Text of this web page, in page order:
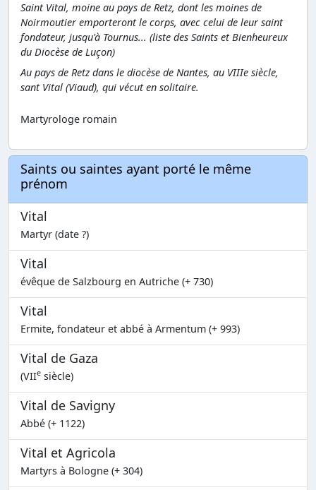
Saint Vital, moine au pays de Retz, dont les moines de
Noirmoutier emporteront le corps, avec celui de leur saint
fondateur, jusqu'à Tournus... (liste des Saints et Bienheureux
du Diocèse de Luçon)
Au pays de Retz dans le diocèse de Nantes, au VIIIe siècle,
sant Vital (Viaud), qui vécut en solitaire.
Martyrologe romain
Saints ou saintes ayant porté le même
prénom
Vital
Martyr (date ?)
Vital
évêque de Salzbourg en Autriche (+ 730)
Vital
Ermite, fondateur et abbé à Armentum (+ 993)
Vital de Gaza
(VIIe siècle)
Vital de Savigny
Abbé (+ 1122)
Vital et Agricola
Martyrs à Bologne (+ 304)